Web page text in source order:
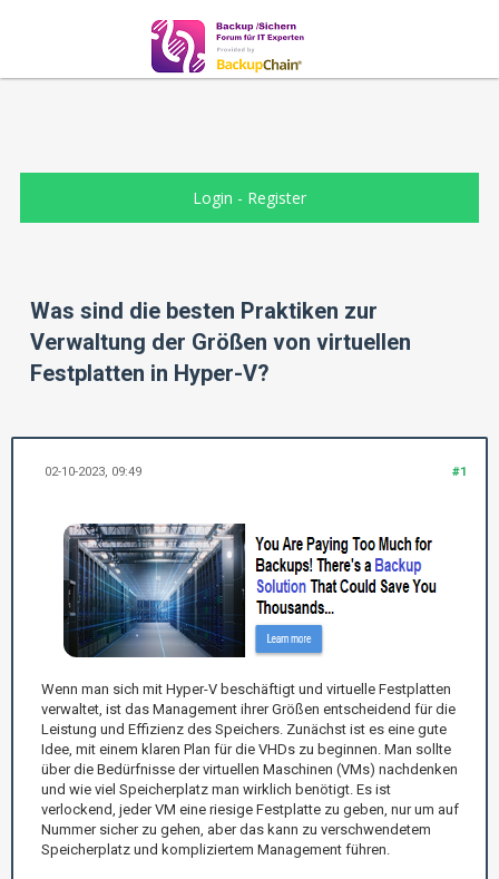
Login - Register
Was sind die besten Praktiken zur
Verwaltung der Größen von virtuellen
Festplatten in Hyper-V?
#1
02-10-2023, 09:49
Wenn man sich mit Hyper-V beschäftigt und virtuelle Festplatten
verwaltet, ist das Management ihrer Größen entscheidend für die
Leistung und Effizienz des Speichers. Zunächst ist es eine gute
Idee, mit einem klaren Plan für die VHDs zu beginnen. Man sollte
über die Bedürfnisse der virtuellen Maschinen (VMs) nachdenken
und wie viel Speicherplatz man wirklich benötigt. Es ist
verlockend, jeder VM eine riesige Festplatte zu geben, nur um auf
Nummer sicher zu gehen, aber das kann zu verschwendetem
Speicherplatz und kompliziertem Management führen.